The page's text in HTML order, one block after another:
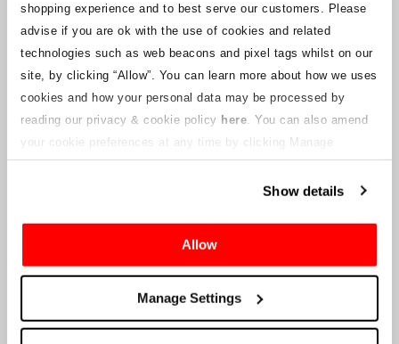
shopping experience and to best serve our customers. Please
advise if you are ok with the use of cookies and related
technologies such as web beacons and pixel tags whilst on our
site, by clicking “Allow”. You can learn more about how we uses
cookies and how your personal data may be processed by
reading our privacy & cookie policy here . You can also amend
your cookie preferences at any time by clicking Manage
Cookies in the footer of this site.
Show details
Allow
Manage Settings
Sollte sich der Status einzelner Buchungen ändern, wurden
Vorkehrungen getroffen, um Sie so schnell wie möglich zu
benachrichtigen. Zusätzliche Hinweise für Ticketinhaber werden auf
dieser Webseite veröffentlicht, sobald Informationen verfügbar
sind. Wir werden denjenigen mit gültigen Tickets auch eine neue E-
Mail-Adresse für den Kundenservice zur Verfügung stellen, die von
einem verbundenen Unternehmen verwaltet wird. Crowe U.K. LLP
kann keine Fragen zum Ticketvorgang und zum Zeitpunkt der
Liquidation zur Verfügung stellen, einschließlich Unterlagen
darüber, wie Sie eine Forderung gegen das Unternehmen geltend
machen können.